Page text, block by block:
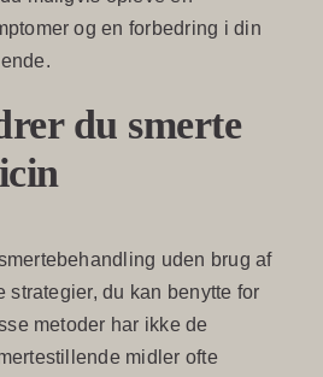
og en forbedring i din
du smerte
uden brug af
strategier, du kan benytte for
metoder har ikke de
midler ofte